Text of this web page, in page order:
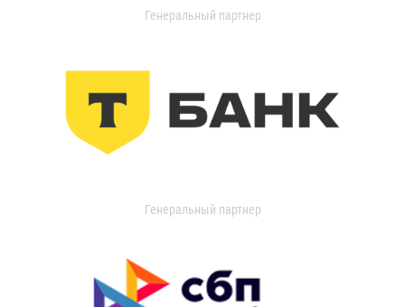
Генеральный партнер
Генеральный партнер